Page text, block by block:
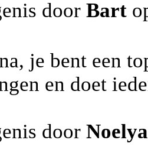
door Bart
je bent een
en doet
door Noelya